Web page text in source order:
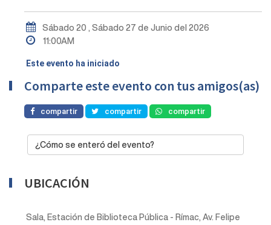
Sábado 20 , Sábado 27 de Junio del 2026
11:00AM
Este evento ha iniciado
Comparte este evento con tus amigos(as)
compartir compartir compartir
¿Cómo se enteró del evento?
UBICACIÓN
Sala, Estación de Biblioteca Pública - Rímac, Av. Felipe